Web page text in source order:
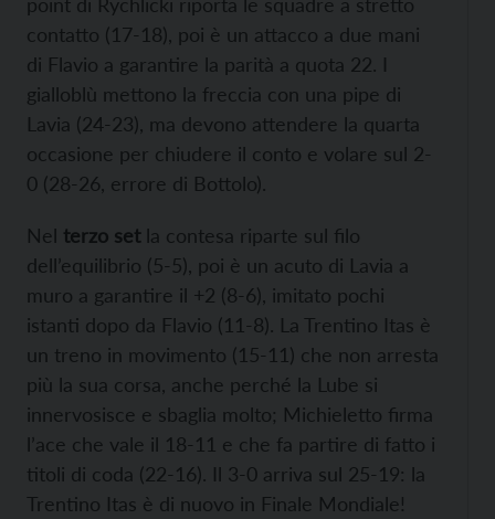
contatto (17-18), poi è un attacco a due mani
di Flavio a garantire la parità a quota 22. I
gialloblù mettono la freccia con una pipe di
Lavia (24-23), ma devono attendere la quarta
occasione per chiudere il conto e volare sul 2-
0 (28-26, errore di Bottolo).
Nel terzo setla contesa riparte sul filo
dell’equilibrio (5-5), poi è un acuto di Lavia a
muro a garantire il +2 (8-6), imitato pochi
istanti dopo da Flavio (11-8). La Trentino Itas è
un treno in movimento (15-11) che non arresta
più la sua corsa, anche perché la Lube si
innervosisce e sbaglia molto; Michieletto firma
l’ace che vale il 18-11 e che fa partire di fatto i
titoli di coda (22-16). Il 3-0 arriva sul 25-19: la
Trentino Itas è di nuovo in Finale Mondiale!